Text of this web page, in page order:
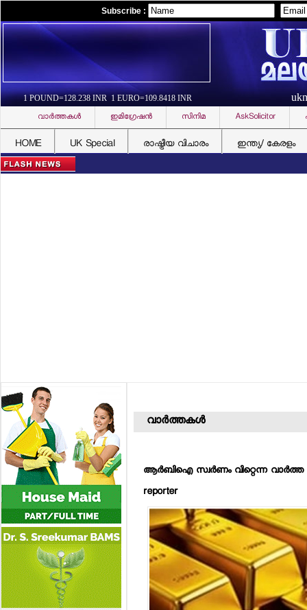
Subscribe :
1 POUND=128.238 INR 1 EURO=109.8418 INR
വാര്‍ത്തകള്‍ ഇമിഗ്രേഷന്‍ സിനിമ AskSolicitor
HOME UK Special രാഷ്ട്രീയ വിചാരം ഇന്ത്യ/ കേരളം
വാര്‍ത്തകള്‍
ആര്‍ബിഐ സ്വര്‍ണം വിറ്റെന്ന വാര്‍ത്ത
reporter